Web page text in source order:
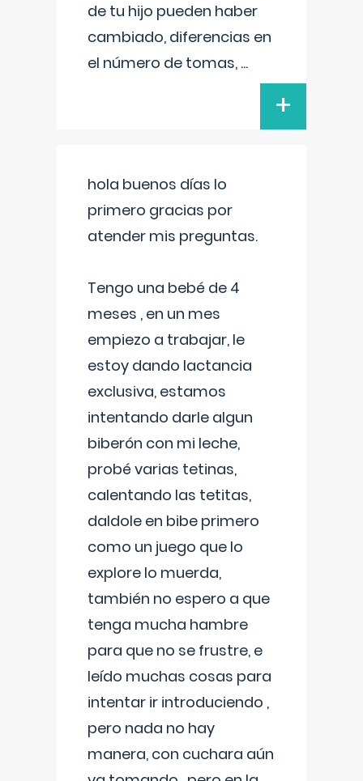
de tu hijo pueden haber
cambiado, diferencias en
el número de tomas, ...
+
hola buenos días lo
primero gracias por
atender mis preguntas.
Tengo una bebé de 4
meses , en un mes
empiezo a trabajar, le
estoy dando lactancia
exclusiva, estamos
intentando darle algun
biberón con mi leche,
probé varias tetinas,
calentando las tetitas,
daldole en bibe primero
como un juego que lo
explore lo muerda,
también no espero a que
tenga mucha hambre
para que no se frustre, e
leído muchas cosas para
intentar ir introduciendo ,
pero nada no hay
manera, con cuchara aún